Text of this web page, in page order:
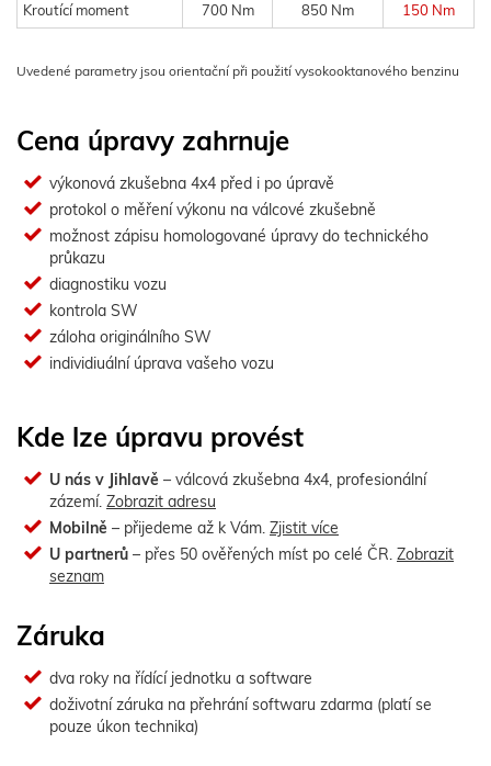
Kroutící moment 700 Nm 850 Nm 150 Nm
Uvedené parametry jsou orientační při použití vysokooktanového benzinu
Cena úpravy zahrnuje
výkonová zkušebna 4x4 před i po úpravě
protokol o měření výkonu na válcové zkušebně
možnost zápisu homologované úpravy do technického
průkazu
diagnostiku vozu
kontrola SW
záloha originálního SW
individiuální úprava vašeho vozu
Kde lze úpravu provést
U nás v Jihlavě – válcová zkušebna 4x4, profesionální
zázemí. Zobrazit adresu
Mobilně – přijedeme až k Vám. Zjistit více
U partnerů – přes 50 ověřených míst po celé ČR. Zobrazit
seznam
Záruka
dva roky na řídící jednotku a software
doživotní záruka na přehrání softwaru zdarma (platí se
pouze úkon technika)